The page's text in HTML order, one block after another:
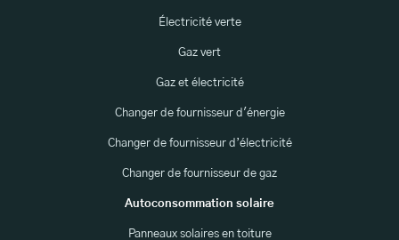
Électricité verte
Gaz vert
Gaz et électricité
Changer de fournisseur d'énergie
Changer de fournisseur d’électricité
Changer de fournisseur de gaz
Autoconsommation solaire
Panneaux solaires en toiture